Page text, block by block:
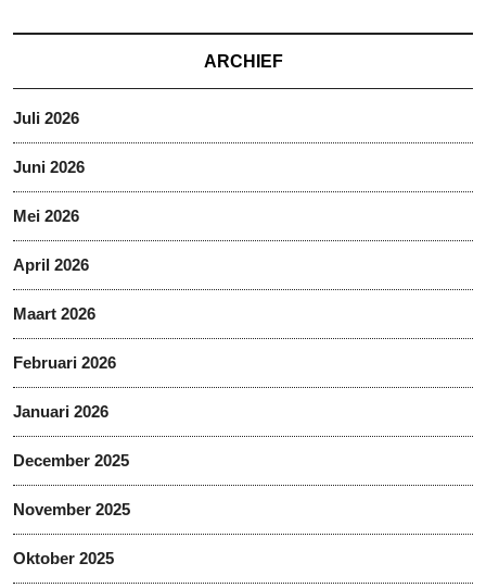
ARCHIEF
Juli 2026
Juni 2026
Mei 2026
April 2026
Maart 2026
Februari 2026
Januari 2026
December 2025
November 2025
Oktober 2025